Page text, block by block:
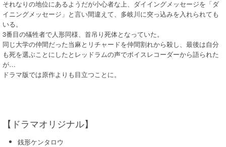
それなりの地位にあるようだが小心者な上、ダイイングメッセージを「ダ
イニングメッセージ」と言い間違えて、多岐川に突っ込みを入れられても
いる。
3番目の犠牲者で人形同様、首吊り死体となっていた。
同じ大学の仲間だった当麻とリチャードを仲間割れから殺し、最後は自分
も死を選ぶことにしたとレッドラムの声でボイスレコーダーから語られた
が…
ドラマ版では原作よりも目立つことに。
【ドラマオリジナル】
銭形ケンタロウ